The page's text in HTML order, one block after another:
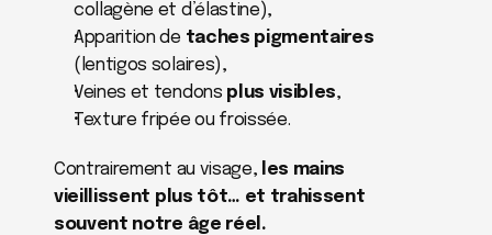
collagène et d’élastine),
Apparition de taches pigmentaires
(lentigos solaires),
Veines et tendons plus visibles,
Texture fripée ou froissée.
Contrairement au visage, les mains
vieillissent plus tôt… et trahissent
souvent notre âge réel.